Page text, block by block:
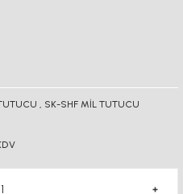
, SK-SHF MİL TUTUCU